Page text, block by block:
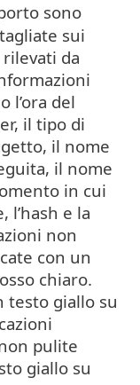
sono
sui
da
l’ora del
il tipo di
il nome
il nome
in cui
l’hash e la
non
con un
chiaro.
giallo su
pulite
giallo su